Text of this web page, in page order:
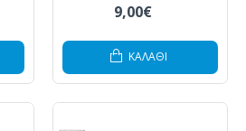
9,00€
ΚΑΛΆΘΙ